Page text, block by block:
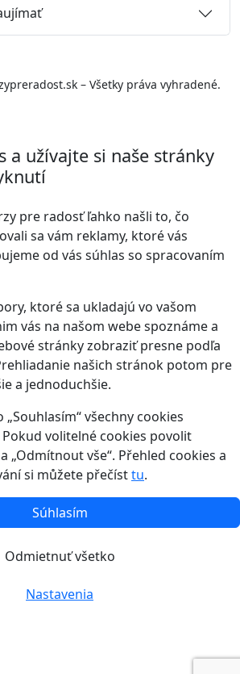
– Všetky práva vyhradené.
a užívajte si naše stránky
pre radosť ľahko našli to, čo
sa vám reklamy, ktoré vás
od vás súhlas so spracovaním
ktoré sa ukladajú vo vašom
vás na našom webe spoznáme a
stránky zobraziť presne podľa
našich stránok potom pre
a jednoduchšie.
všechny cookies
volitelné cookies povolit
„Odmítnout vše“. Přehled cookies a
si můžete přečísttu.
Súhlasím
Odmietnuť všetko
Nastavenia